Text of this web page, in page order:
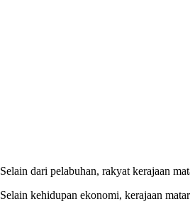
Selain dari pelabuhan, rakyat kerajaan
Selain kehidupan ekonomi, kerajaan